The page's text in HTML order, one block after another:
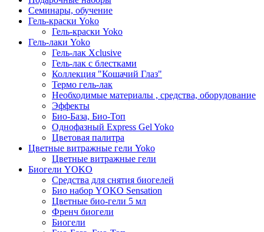
Семинары, обучение
Гель-краски Yoko
Гель-краски Yoko
Гель-лаки Yoko
Гель-лак Xclusive
Гель-лак с блестками
Коллекция "Кошачий Глаз"
Термо гель-лак
Необходимые материалы , средства, оборудование
Эффекты
Био-База, Био-Топ
Однофазный Express Gel Yoko
Цветовая палитра
Цветные витражные гели Yoko
Цветные витражные гели
Биогели YOKO
Средства для снятия биогелей
Био набор YOKO Sensation
Цветные био-гели 5 мл
Френч биогели
Биогели